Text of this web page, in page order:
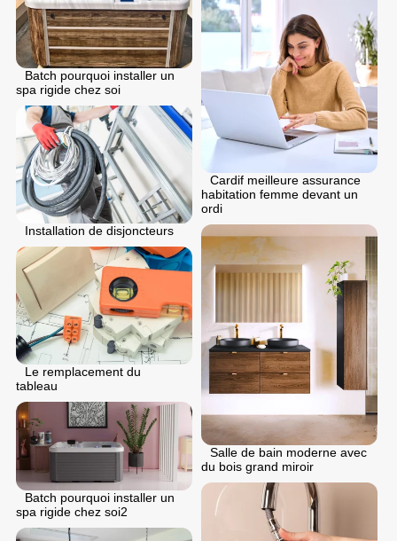
Batch pourquoi installer un
spa rigide chez soi
Cardif meilleure assurance
habitation femme devant un
ordi
Installation de disjoncteurs
Salle de bain moderne avec
du bois grand miroir
Le remplacement du
tableau
Batch pourquoi installer un
spa rigide chez soi2